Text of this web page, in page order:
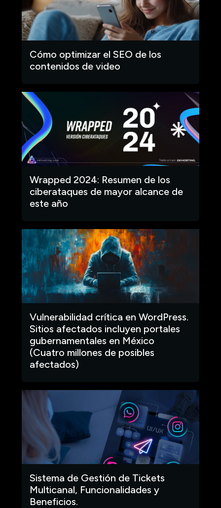
Cómo optimizar el SEO de los
contenidos de video
Wrapped 2024: Resumen de los
ciberataques de mayor alcance de
este año
Vulnerabilidad crítica en WordPress.
Sitios afectados incluyen portales
gubernamentales en México
(Cuatro millones de posibles
afectados)
Sistema de Gestión de Tickets
Multicanal, Funcionalidades y
Beneficios.